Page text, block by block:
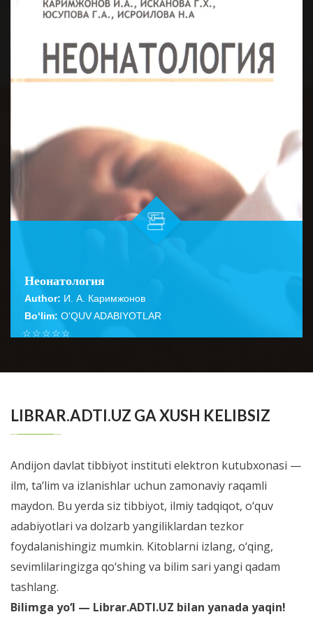
Неонатология
Author: И. А. Каримжонов
Bo‘lim: O'QUV ADABIYOTLAR
☆
☆
☆
☆
☆
LIBRAR.ADTI.UZ GA XUSH KELIBSIZ
Andijon davlat tibbiyot instituti elektron kutubxonasi —
ilm, ta’lim va izlanishlar uchun zamonaviy raqamli
maydon. Bu yerda siz tibbiyot, ilmiy tadqiqot, o‘quv
adabiyotlari va dolzarb yangiliklardan tezkor
foydalanishingiz mumkin. Kitoblarni izlang, o‘qing,
sevimlilaringizga qo‘shing va bilim sari yangi qadam
tashlang.
Bilimga yo‘l — Librar.ADTI.UZ bilan yanada yaqin!